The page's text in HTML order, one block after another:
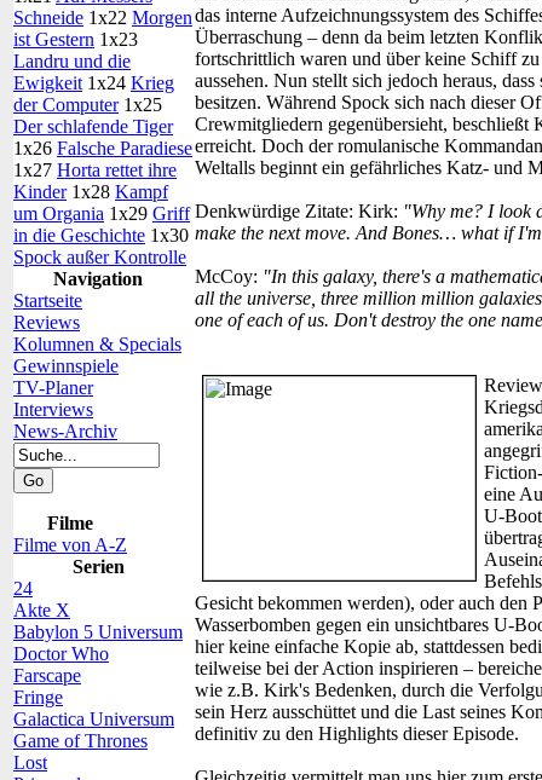
Schneide 1x22 Morgen
ist Gestern 1x23
Landru und die
Ewigkeit 1x24 Krieg
der Computer1x25
Der schlafende Tiger
1x26 Falsche Paradiese
1x27 Horta rettet ihre
Kinder1x28 Kampf
um Organia 1x29 Griff
in die Geschichte 1x30
Spock außer Kontrolle
Navigation
Startseite
Reviews
Kolumnen & Specials
Gewinnspiele
TV-Planer
Interviews
News-Archiv
Filme
Filme von A-Z
Serien
24
Akte X
Babylon 5 Universum
Doctor Who
Farscape
Fringe
Galactica Universum
Game of Thrones
Lost
das interne Aufzeichnungssystem des
Überraschung – denn da beim letzten
fortschrittlich waren und über keine Schiff
aussehen. Nun stellt sich jedoch heraus,
besitzen. Während Spock sich nach dieser
Crewmitgliedern gegenübersieht, beschließt
erreicht. Doch der romulanische
Weltalls beginnt ein gefährliches Katz- und
Denkwürdige Zitate: Kirk: "Why me? I look
make the next move. And Bones… what if
McCoy: "In this galaxy, there's a
all the universe, three million million
one of each of us. Don't destroy the one
eine
U-
Gesicht bekommen werden), oder auch
Wasserbomben gegen ein unsichtbares U-
hier keine einfache Kopie ab, stattdessen
teilweise bei der Action inspirieren –
wie z.B. Kirk's Bedenken, durch die
sein Herz ausschüttet und die Last seines
definitiv zu den Highlights dieser Episode.